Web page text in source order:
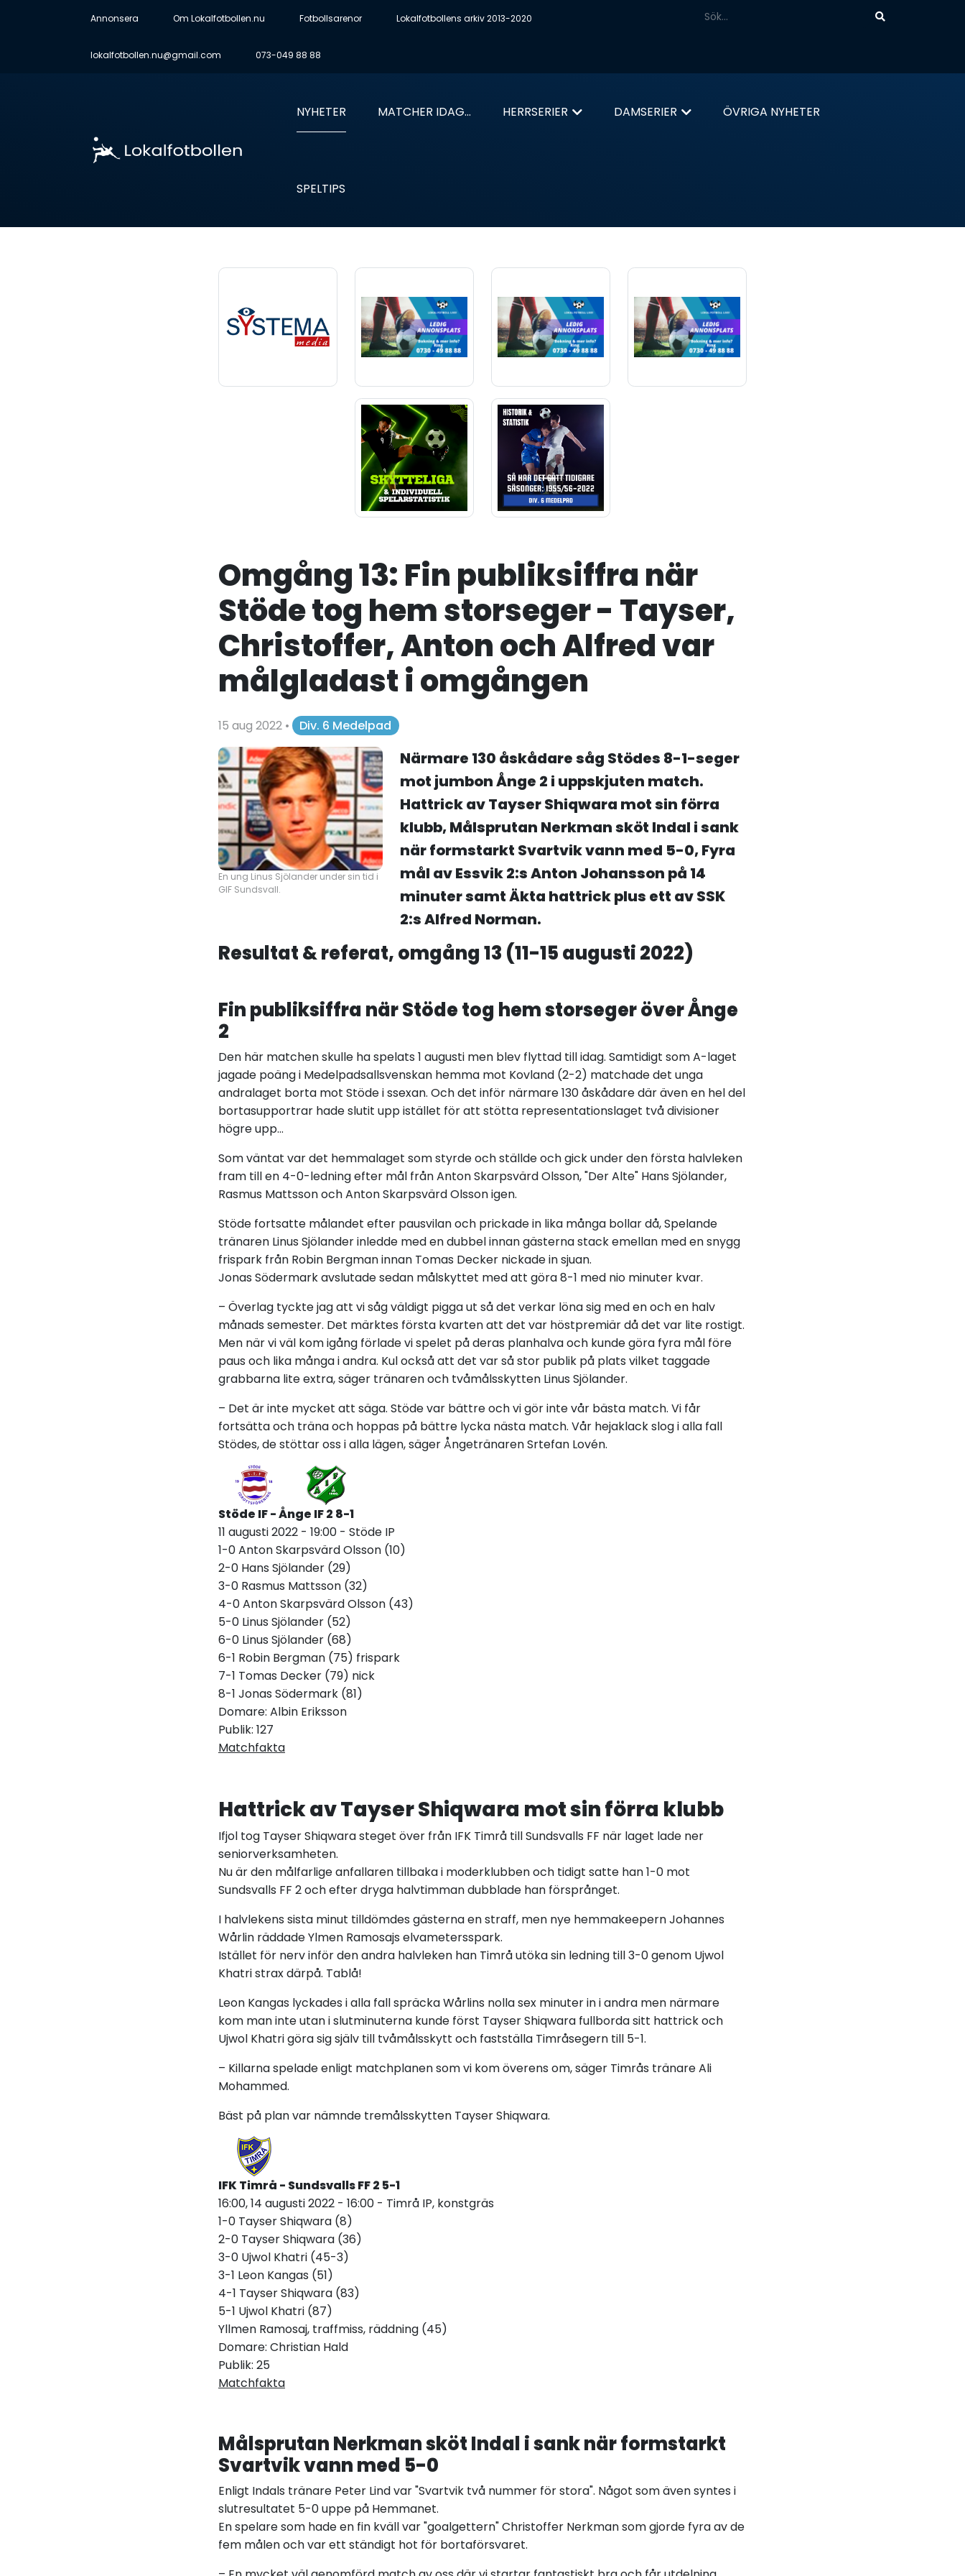
Annonsera Om Lokalfotbollen.nu Fotbollsarenor Lokalfotbollens arkiv 2013-2020
lokalfotbollen.nu@gmail.com 073-049 88 88
NYHETER MATCHER IDAG... HERRSERIER DAMSERIER ÖVRIGA NYHETER
SPELTIPS
Omgång 13: Fin publiksiffra när
Stöde tog hem storseger - Tayser,
Christoffer, Anton och Alfred var
målgladast i omgången
15 aug 2022 • Div. 6 Medelpad
En ung Linus Sjölander under sin tid i
GIF Sundsvall.
Närmare 130 åskådare såg Stödes 8-1-seger
mot jumbon Ånge 2 i uppskjuten match.
Hattrick av Tayser Shiqwara mot sin förra
klubb, Målsprutan Nerkman sköt Indal i sank
när formstarkt Svartvik vann med 5-0, Fyra
mål av Essvik 2:s Anton Johansson på 14
minuter samt Äkta hattrick plus ett av SSK
2:s Alfred Norman.
Resultat & referat, omgång 13 (11-15 augusti 2022)
Fin publiksiffra när Stöde tog hem storseger över Ånge
2
Den här matchen skulle ha spelats 1 augusti men blev flyttad till idag. Samtidigt som A-laget
jagade poäng i Medelpadsallsvenskan hemma mot Kovland (2-2) matchade det unga
andralaget borta mot Stöde i ssexan. Och det inför närmare 130 åskådare där även en hel del
bortasupportrar hade slutit upp istället för att stötta representationslaget två divisioner
högre upp...
Som väntat var det hemmalaget som styrde och ställde och gick under den första halvleken
fram till en 4-0-ledning efter mål från Anton Skarpsvärd Olsson, "Der Alte" Hans Sjölander,
Rasmus Mattsson och Anton Skarpsvärd Olsson igen.
Stöde fortsatte målandet efter pausvilan och prickade in lika många bollar då, Spelande
tränaren Linus Sjölander inledde med en dubbel innan gästerna stack emellan med en snygg
frispark från Robin Bergman innan Tomas Decker nickade in sjuan.
Jonas Södermark avslutade sedan målskyttet med att göra 8-1 med nio minuter kvar.
– Överlag tyckte jag att vi såg väldigt pigga ut så det verkar löna sig med en och en halv
månads semester. Det märktes första kvarten att det var höstpremiär då det var lite rostigt.
Men när vi väl kom igång förlade vi spelet på deras planhalva och kunde göra fyra mål före
paus och lika många i andra. Kul också att det var så stor publik på plats vilket taggade
grabbarna lite extra, säger tränaren och tvåmålsskytten Linus Sjölander.
– Det är inte mycket att säga. Stöde var bättre och vi gör inte vår bästa match. Vi får
fortsätta och träna och hoppas på bättre lycka nästa match. Vår hejaklack slog i alla fall
Stödes, de stöttar oss i alla lägen, säger Ångetränaren Srtefan Lovén.
Stöde IF - Ånge IF 2 8-1
11 augusti 2022 - 19:00 - Stöde IP
1-0 Anton Skarpsvärd Olsson (10)
2-0 Hans Sjölander (29)
3-0 Rasmus Mattsson (32)
4-0 Anton Skarpsvärd Olsson (43)
5-0 Linus Sjölander (52)
6-0 Linus Sjölander (68)
6-1 Robin Bergman (75) frispark
7-1 Tomas Decker (79) nick
8-1 Jonas Södermark (81)
Domare: Albin Eriksson
Publik: 127
Matchfakta
Hattrick av Tayser Shiqwara mot sin förra klubb
Ifjol tog Tayser Shiqwara steget över från IFK Timrå till Sundsvalls FF när laget lade ner
seniorverksamheten.
Nu är den målfarlige anfallaren tillbaka i moderklubben och tidigt satte han 1-0 mot
Sundsvalls FF 2 och efter dryga halvtimman dubblade han försprånget.
I halvlekens sista minut tilldömdes gästerna en straff, men nye hemmakeepern Johannes
Wårlin räddade Ylmen Ramosajs elvametersspark.
Istället för nerv inför den andra halvleken han Timrå utöka sin ledning till 3-0 genom Ujwol
Khatri strax därpå. Tablå!
Leon Kangas lyckades i alla fall spräcka Wårlins nolla sex minuter in i andra men närmare
kom man inte utan i slutminuterna kunde först Tayser Shiqwara fullborda sitt hattrick och
Ujwol Khatri göra sig själv till tvåmålsskytt och fastställa Timråsegern till 5-1.
– Killarna spelade enligt matchplanen som vi kom överens om, säger Timrås tränare Ali
Mohammed.
Bäst på plan var nämnde tremålsskytten Tayser Shiqwara.
IFK Timrå - Sundsvalls FF 2 5-1
16:00, 14 augusti 2022 - 16:00 - Timrå IP, konstgräs
1-0 Tayser Shiqwara (8)
2-0 Tayser Shiqwara (36)
3-0 Ujwol Khatri (45-3)
3-1 Leon Kangas (51)
4-1 Tayser Shiqwara (83)
5-1 Ujwol Khatri (87)
Yllmen Ramosaj, traffmiss, räddning (45)
Domare: Christian Hald
Publik: 25
Matchfakta
Målsprutan Nerkman sköt Indal i sank när formstarkt
Svartvik vann med 5-0
Enligt Indals tränare Peter Lind var "Svartvik två nummer för stora". Något som även syntes i
slutresultatet 5-0 uppe på Hemmanet.
En spelare som hade en fin kväll var "goalgettern" Christoffer Nerkman som gjorde fyra av de
fem målen och var ett ständigt hot för bortaförsvaret.